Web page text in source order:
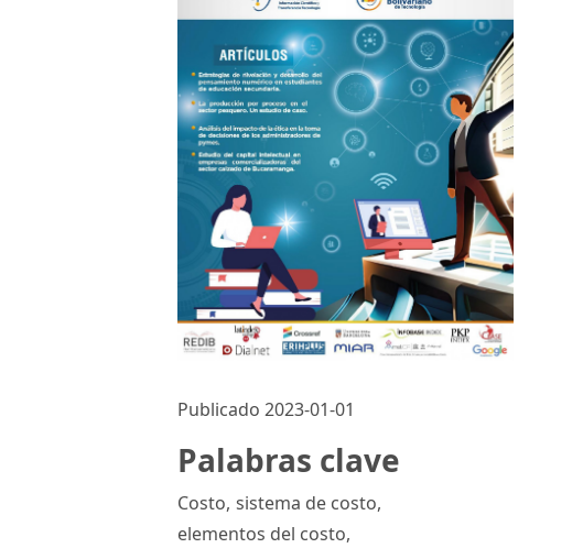
Publicado 2023-01-01
Palabras clave
Costo, sistema de costo,
elementos del costo,